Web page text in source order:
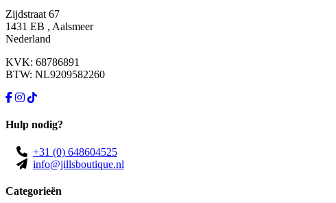
Zijdstraat 67
1431 EB , Aalsmeer
Nederland
KVK: 68786891
BTW: NL9209582260
Hulp nodig?
+31 (0) 648604525
info@jillsboutique.nl
Categorieën